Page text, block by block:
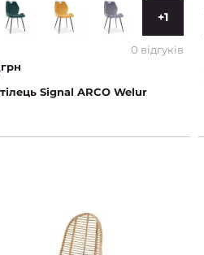
+1
0 відгуків
грн
Signal ARCO Welur